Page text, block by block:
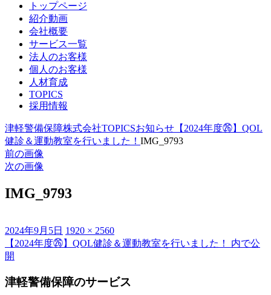
トップページ
紹介動画
会社概要
サービス一覧
法人のお客様
個人のお客様
人材育成
TOPICS
採用情報
津軽警備保障株式会社TOPICSお知らせ 【2024年度㉖】QOL
健診＆運動教室を行いました！ IMG_9793
前の画像
次の画像
IMG_9793
投
稿
日:
2024年9月5日 フ
ル
ズ
1920 × 2560
投
稿
ナ
【2024年度㉖】QOL健診＆運動教室を行いました！
内で公
開
津軽警備保障のサービス